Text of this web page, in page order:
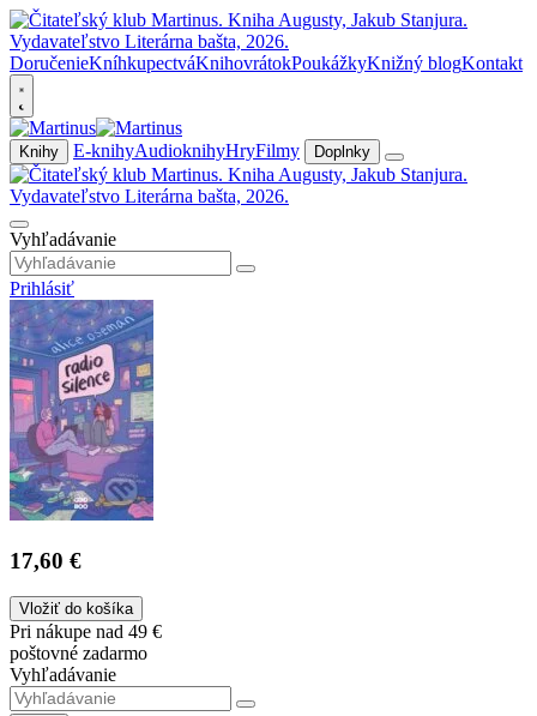
DoručenieKníhkupectváKnihovrátokPoukážkyKnižný blogKontakt
Knihy E-knihyAudioknihyHryFilmy Doplnky
Vyhľadávanie
Prihlásiť
17,60 €
Vložiť do košíka
Pri nákupe nad 49 €
poštovné zadarmo
Vyhľadávanie